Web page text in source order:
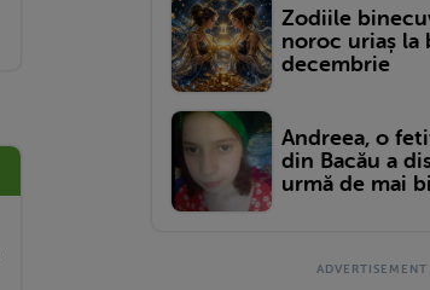
Zodiile
noroc uriaș la
decembrie
Andreea, o
din Bacău a
urmă de mai